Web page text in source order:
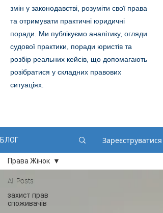
змін у законодавстві, розуміти свої права
та отримувати практичні юридичні
поради. Ми публікуємо аналітику, огляди
судової практики, поради юристів та
розбір реальних кейсів, що допомагають
розібратися у складних правових
ситуаціях.
БЛОГ Зареєструватися
All Posts
захист прав
споживачів
Права Жінок